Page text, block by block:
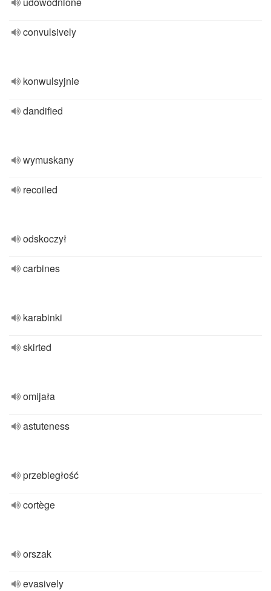
convulsively
konwulsyjnie
dandified
wymuskany
recoiled
odskoczył
carbines
karabinki
skirted
omijała
astuteness
przebiegłość
cortège
orszak
evasively